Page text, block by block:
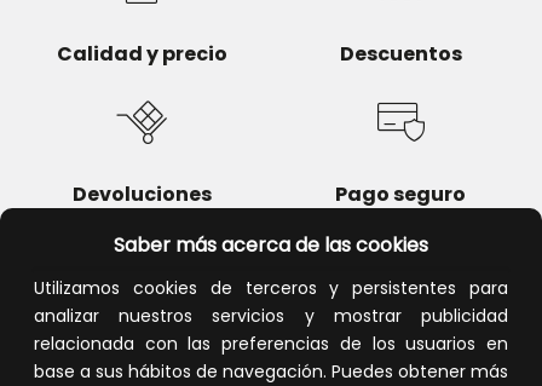
Saber más acerca de las cookies
Utilizamos cookies de terceros y persistentes para
analizar nuestros servicios y mostrar publicidad
relacionada con las preferencias de los usuarios en
base a sus hábitos de navegación. Puedes obtener más
Calidad y precio Descuentos
Devoluciones Pago seguro
Atención al cliente